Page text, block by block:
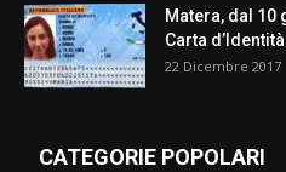
Matera, dal 10
Carta
22 Dicembre 2017
CATEGORIE POPOLARI